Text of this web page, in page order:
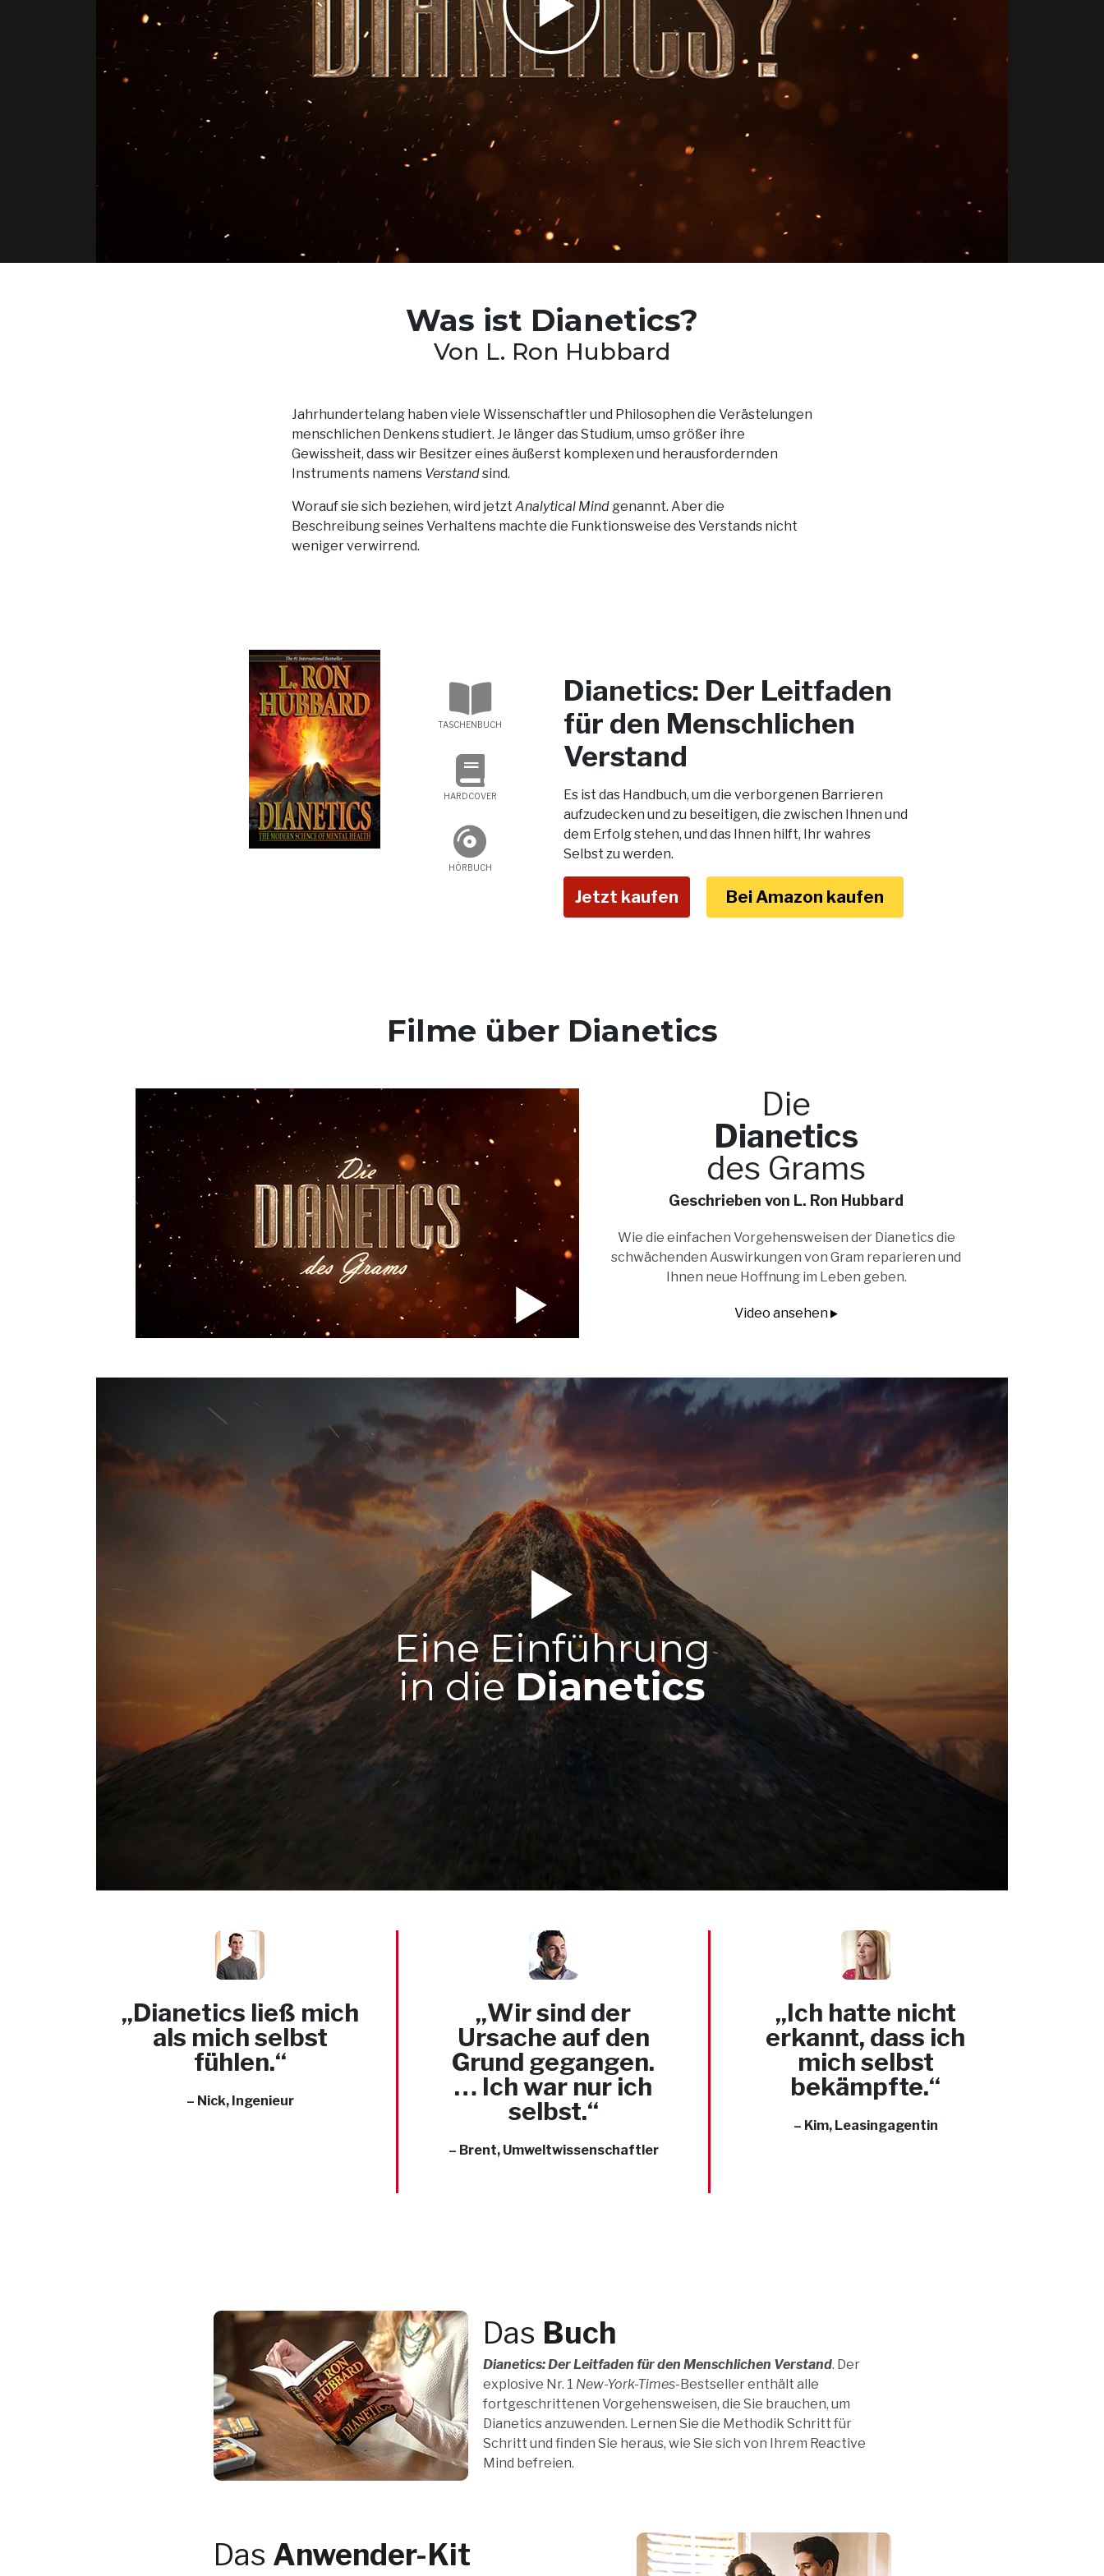
Play
Video
Was ist Dianetics?
Von L. Ron Hubbard
Jahrhundertelang haben viele Wissenschaftler und Philosophen die Verästelungen
menschlichen Denkens studiert. Je länger das Studium, umso größer ihre
Gewissheit, dass wir Besitzer eines äußerst komplexen und herausfordernden
Instruments namens Verstandsind.
Worauf sie sich beziehen, wird jetzt Analytical Mindgenannt. Aber die
Beschreibung seines Verhaltens machte die Funktionsweise des Verstands nicht
weniger verwirrend.
TASCHENBUCH
HARDCOVER
HÖRBUCH
Dianetics: Der Leitfaden
für den Menschlichen
Verstand
Es ist das Handbuch, um die verborgenen Barrieren
aufzudecken und zu beseitigen, die zwischen Ihnen und
dem Erfolg stehen, und das Ihnen hilft, Ihr wahres
Selbst zu werden.
Jetzt kaufen Bei Amazon kaufen
Filme über Dianetics
Die
Dianetics
des Grams
Geschrieben von L. Ron Hubbard
Wie die einfachen Vorgehensweisen der Dianetics die
schwächenden Auswirkungen von Gram reparieren und
Ihnen neue Hoffnung im Leben geben.
Video ansehen
Eine Einführung
in dieDianetics
„Dianetics ließ mich
als mich selbst
fühlen.“
– Nick, Ingenieur
„Wir sind der
Ursache auf den
Grund gegangen.
… Ich war nur ich
selbst.“
– Brent, Umweltwissenschaftler
„Ich hatte nicht
erkannt, dass ich
mich selbst
bekämpfte.“
– Kim, Leasingagentin
Das Buch
Dianetics: Der Leitfaden für den Menschlichen Verstand. Der
explosive Nr. 1 New-York-Times-Bestseller enthält alle
fortgeschrittenen Vorgehensweisen, die Sie brauchen, um
Dianetics anzuwenden. Lernen Sie die Methodik Schritt für
Schritt und finden Sie heraus, wie Sie sich von Ihrem Reactive
Mind befreien.
Das Anwender-Kit